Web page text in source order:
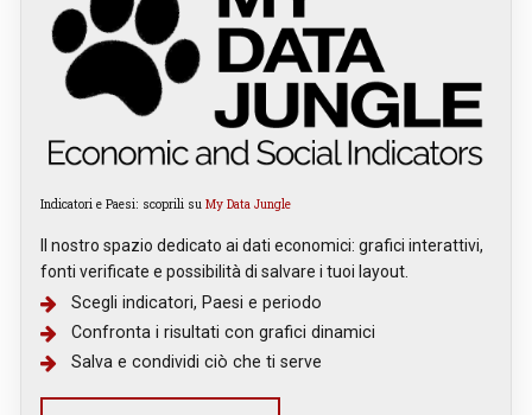
Indicatori e Paesi: scoprili su My Data Jungle
Il nostro spazio dedicato ai dati economici: grafici interattivi,
fonti verificate e possibilità di salvare i tuoi layout.
Scegli indicatori, Paesi e periodo
Confronta i risultati con grafici dinamici
Salva e condividi ciò che ti serve